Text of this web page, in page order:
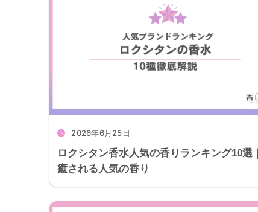
2026年6月25日
ロクシタン香水人気の香りランキング10選｜
癒される人気の香り